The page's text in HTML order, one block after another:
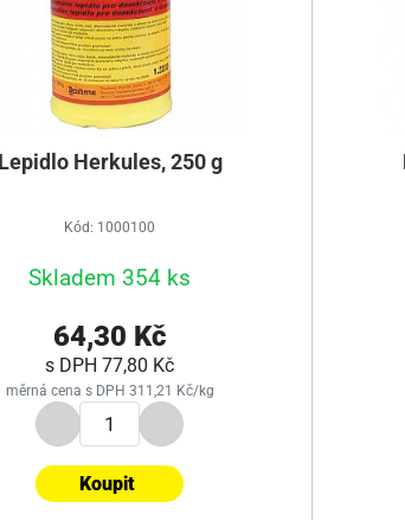
Lepidlo Herkules, 250 g
Kód: 1000100
Skladem 354 ks
64,30 Kč
s DPH 77,80 Kč
měrná cena s DPH 311,21 Kč/kg
Koupit